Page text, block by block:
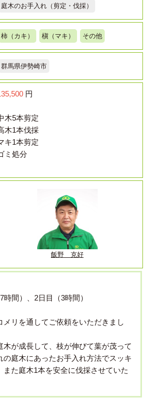
庭木のお手入れ（剪定・伐採）
柿（カキ） 槇（マキ） その他
群馬県伊勢崎市
円
木5本剪定
木1本伐採
キ1本剪定
ミ処分
飯野 克好
間）、2日目（3時間）
メリを通してご依頼をいただきまし
木が成長して、枝が伸びて葉が茂って
の庭木にあったお手入れ方法でスッキ
また庭木1本を安全に伐採させていた